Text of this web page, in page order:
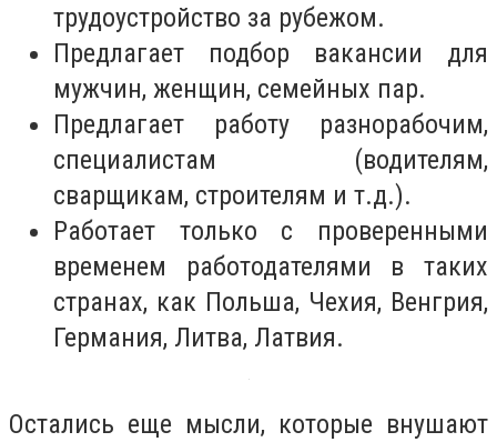
трудоустройство за рубежом.
Предлагает подбор вакансии для
мужчин, женщин, семейных пар.
Предлагает работу разнорабочим,
специалистам (водителям,
сварщикам, строителям и т.д.).
Работает только с проверенными
временем работодателями в таких
странах, как Польша, Чехия, Венгрия,
Германия, Литва, Латвия.
Остались еще мысли, которые внушают